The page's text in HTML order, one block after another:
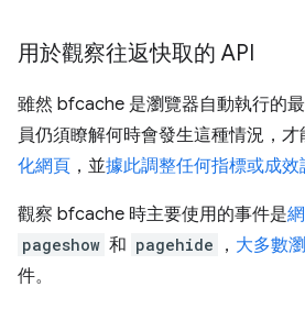
用於觀察往返快取的 API
雖然 bfcache 是瀏覽器自動執行的
員仍須瞭解何時會發生這種情況，才
化網頁 ，並據此調整任何指標或成效
觀察 bfcache 時主要使用的事件是
pageshow 和 pagehide ， 大多數
件。